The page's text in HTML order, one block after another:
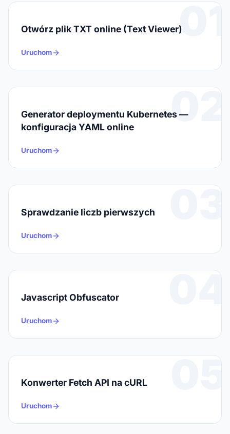
01
Otwórz plik TXT online (Text Viewer)
Uruchom
02
Generator deploymentu Kubernetes —
konfiguracja YAML online
Uruchom
03
Sprawdzanie liczb pierwszych
Uruchom
04
Javascript Obfuscator
Uruchom
05
Konwerter Fetch API na cURL
Uruchom